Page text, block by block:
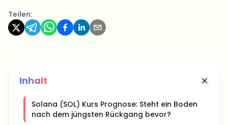
Teilen:
Inhalt
Solana (SOL) Kurs Prognose: Steht ein Boden
nach dem jüngsten Rückgang bevor?